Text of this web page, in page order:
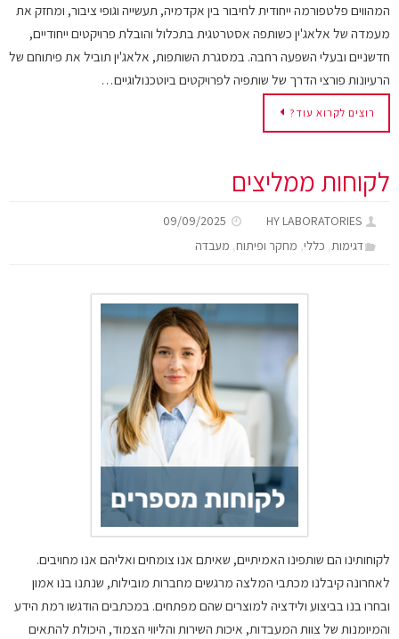
המהווים פלטפורמה ייחודית לחיבור בין אקדמיה, תעשייה וגופי ציבור, ומחזק את
מעמדה של אלאג'ין כשותפה אסטרטגית בתכלול והובלת פרויקטים ייחודיים,
חדשניים ובעלי השפעה רחבה. במסגרת השותפות, אלאג'ין תוביל את פיתוחם של
הרעיונות פורצי הדרך של שותפיה לפרויקטים ביוטכנולוגיים…
רוצים לקרוא עוד?
לקוחות ממליצים
HY LABORATORIES
09/09/2025
דגימות, כללי, מחקר ופיתוח, מעבדה
לקוחותינו הם שותפינו האמיתיים, שאיתם אנו צומחים ואליהם אנו מחויבים.
לאחרונה קיבלנו מכתבי המלצה מרגשים מחברות מובילות, שנתנו בנו אמון
ובחרו בנו בביצוע ולידציה למוצרים שהם מפתחים. במכתבים הודגשו רמת הידע
והמיומנות של צוות המעבדות, איכות השירות והליווי הצמוד, היכולת להתאים